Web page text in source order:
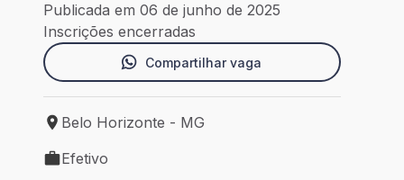
Publicada em 06 de junho de 2025
Inscrições encerradas
Compartilhar vaga
Local de trabalho: Belo Horizonte - MG
Belo Horizonte - MG
Tipo de vaga: Efetivo
Efetivo